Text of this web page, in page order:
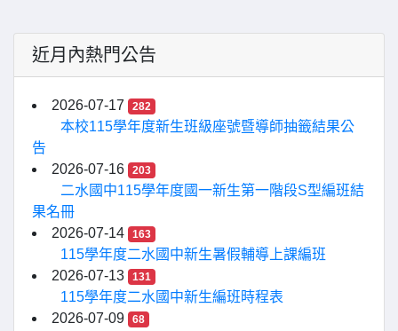
近月內熱門公告
2026-07-17 282
本校115學年度新生班級座號暨導師抽籤結果公
告
2026-07-16
203
二水國中115學年度國一新生第一階段S型編班結
果名冊
2026-07-14
163
115學年度二水國中新生暑假輔導上課編班
2026-07-13
131
115學年度二水國中新生編班時程表
2026-07-09
68